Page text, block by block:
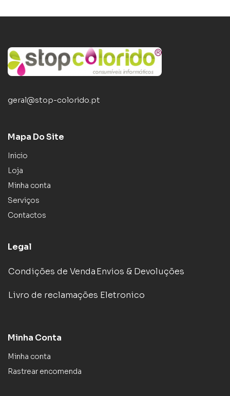
geral@stop-colorido.pt
Mapa Do Site
Inicio
Loja
Minha conta
Serviços
Contactos
Legal
Condições de VendaEnvios & Devoluções
Livro de reclamações Eletronico
Minha Conta
Minha conta
Rastrear encomenda